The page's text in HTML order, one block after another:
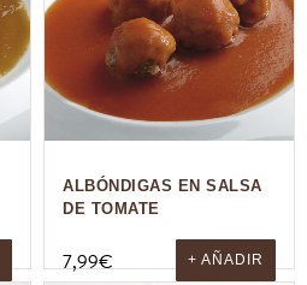
ALBÓNDIGAS EN SALSA
DE TOMATE
7,99€ + AÑADIR